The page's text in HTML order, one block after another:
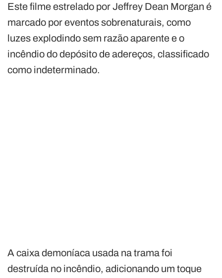
Este filme estrelado por Jeffrey Dean Morgan é
marcado por eventos sobrenaturais, como
luzes explodindo sem razão aparente e o
incêndio do depósito de adereços, classificado
como indeterminado.
A caixa demoníaca usada na trama foi
destruída no incêndio, adicionando um toque